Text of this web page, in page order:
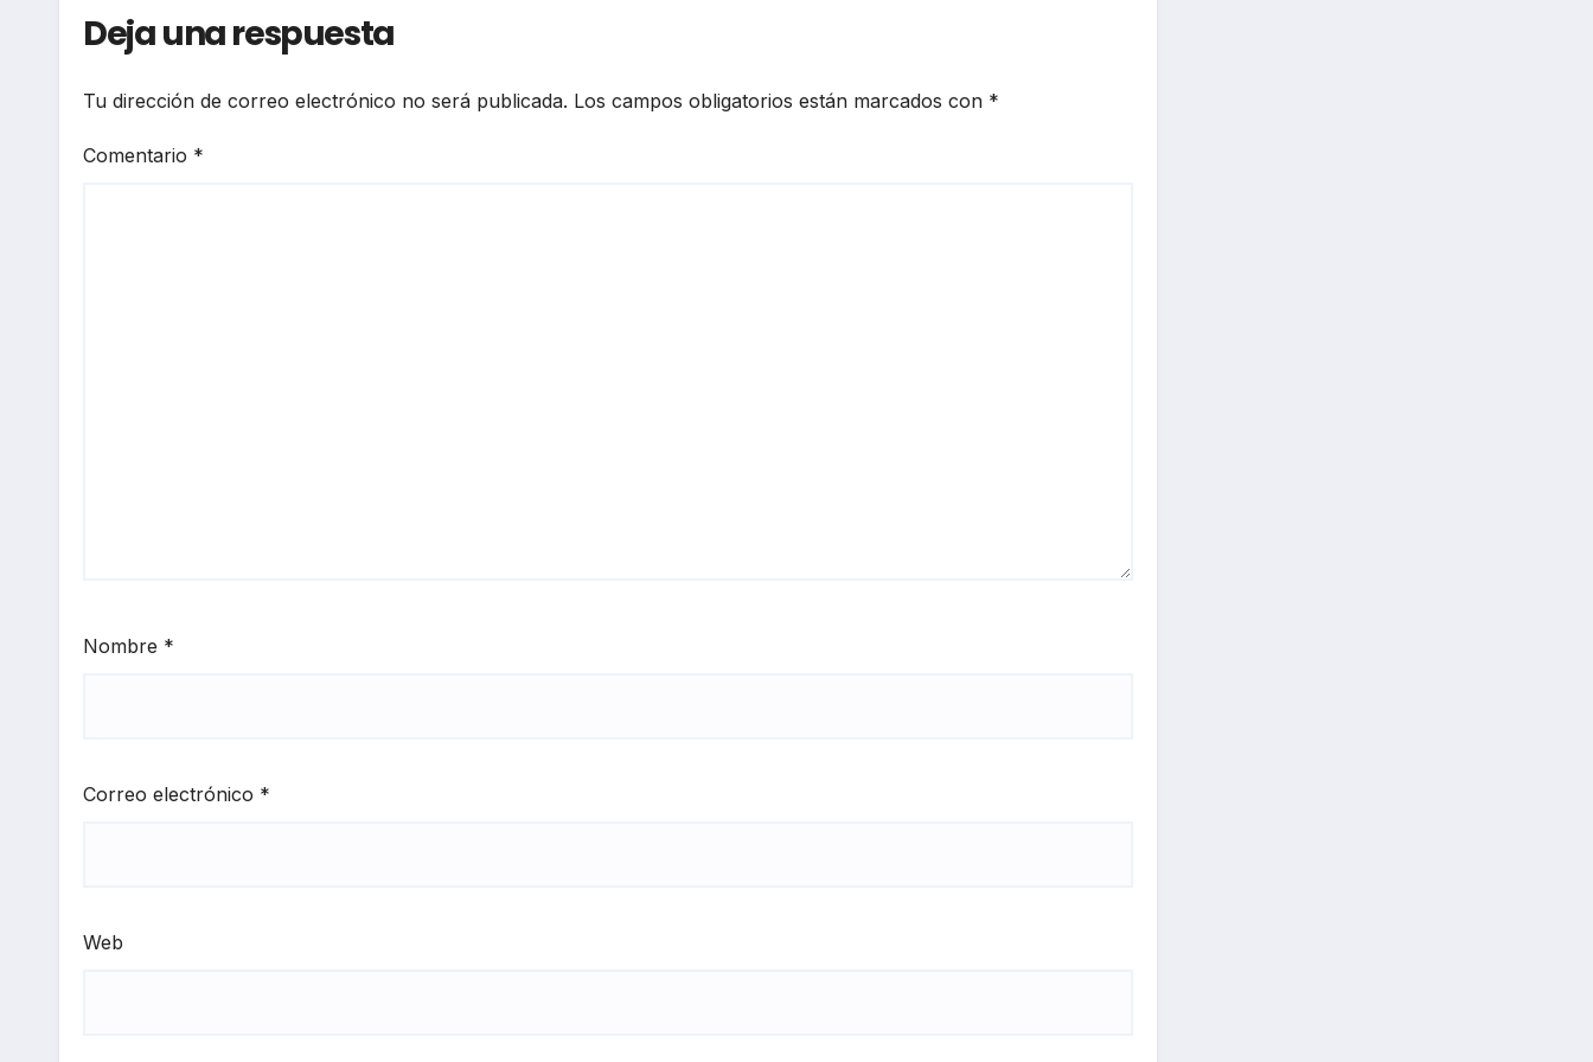
Deja una respuesta
Tu dirección de correo electrónico no será publicada. Los campos obligatorios están marcados con *
Comentario *
Nombre *
Correo electrónico *
Web